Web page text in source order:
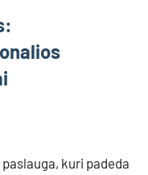
kuri padeda